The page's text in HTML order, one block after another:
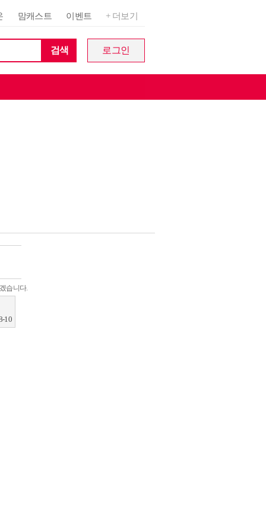
맘캐스트 이벤트 + 더보기
검색 로그인
습니다.
10